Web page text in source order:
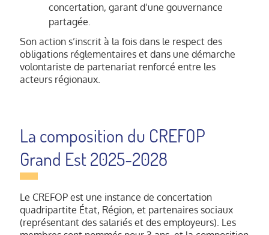
concertation, garant d’une gouvernance
partagée.
Son action s’inscrit à la fois dans le respect des
obligations réglementaires et dans une démarche
volontariste de partenariat renforcé entre les
acteurs régionaux.
La composition du CREFOP
Grand Est 2025-2028
Le CREFOP est une instance de concertation
quadripartite État, Région, et partenaires sociaux
(représentant des salariés et des employeurs). Les